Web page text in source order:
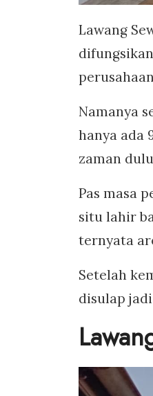
Lawang
Namanya
hanya ada
zaman
Pas masa
situ lahir
ternyata
Setelah
disulap